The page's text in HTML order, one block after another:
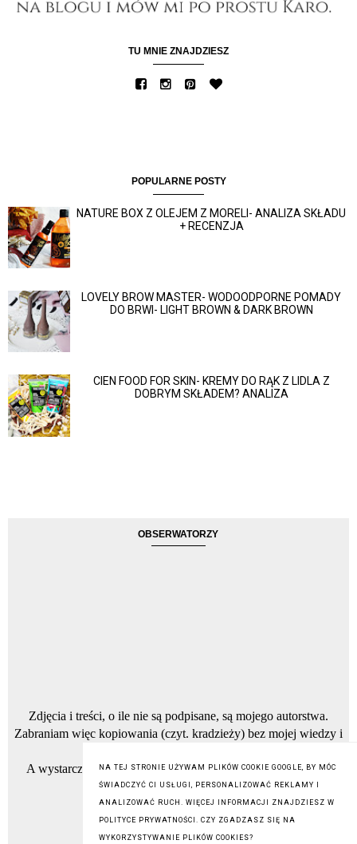
TU MNIE ZNAJDZIESZ
POPULARNE POSTY
NATURE BOX Z OLEJEM Z MORELI- ANALIZA SKŁADU
+ RECENZJA
LOVELY BROW MASTER- WODOODPORNE POMADY
DO BRWI- LIGHT BROWN & DARK BROWN
CIEN FOOD FOR SKIN- KREMY DO RĄK Z LIDLA Z
DOBRYM SKŁADEM? ANALIZA
OBSERWATORZY
Zdjęcia i treści, o ile nie są podpisane, są mojego autorstwa.
Zabraniam więc kopiowania (czyt. kradzieży) bez mojej wiedzy i
A wystarczy napisać na maila którego znajdziesz w zakładce
Kontakt.
NA TEJ STRONIE UŻYWAM PLIKÓW COOKIE GOOGLE, BY MÓC
ŚWIADCZYĆ CI USŁUGI, PERSONALIZOWAĆ REKLAMY I
ANALIZOWAĆ RUCH. WIĘCEJ INFORMACJI ZNAJDZIESZ W
POLITYCE PRYWATNOŚCI. CZY ZGADZASZ SIĘ NA
WYKORZYSTYWANIE PLIKÓW COOKIES?